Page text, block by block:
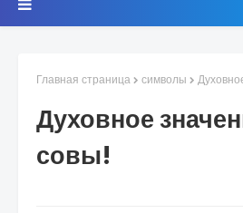
Главная страница символы
Духовное
совы!